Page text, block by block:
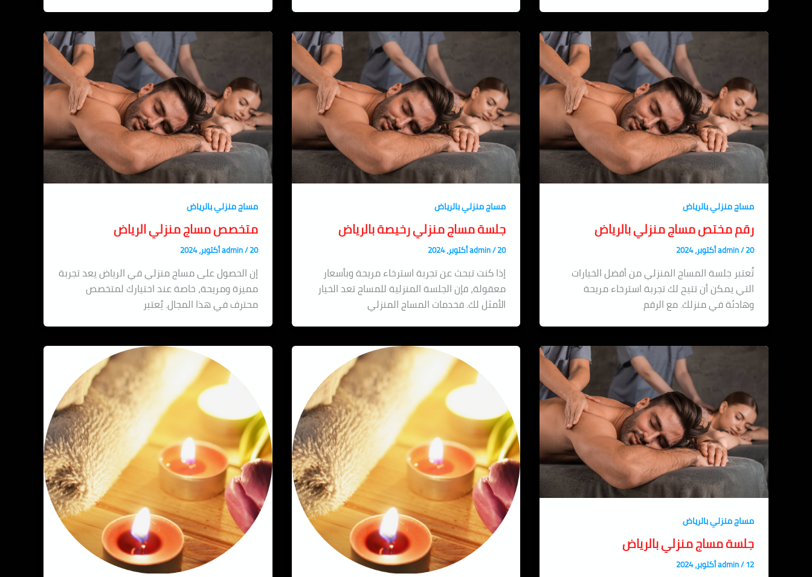
مساج منزلي بالرياض
رقم مختص مساج منزلي بالرياض
admin/20 أكتوبر، 2024
تُعتبر جلسة المساج المنزلي من أفضل الخيارات
التي يمكن أن تتيح لك تجربة استرخاء مريحة
وهادئة في منزلك. مع الرقم
مساج منزلي بالرياض
جلسة مساج منزلي رخيصة بالرياض
admin/20 أكتوبر، 2024
إذا كنت تبحث عن تجربة استرخاء مريحة وبأسعار
معقولة، فإن الجلسة المنزلية للمساج تعد الخيار
الأمثل لك. فخدمات المساج المنزلي
مساج منزلي بالرياض
متخصص مساج منزلي الرياض
admin/20 أكتوبر، 2024
إن الحصول على مساج منزلي في الرياض يعد تجربة
مميزة ومريحة، خاصة عند اختيارك لمتخصص
محترف في هذا المجال. يُعتبر
مساج منزلي بالرياض
جلسة مساج منزلي بالرياض
admin/12 أكتوبر، 2024